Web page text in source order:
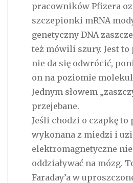
pracowników Pfizera
szczepionki mRNA
genetyczny DNA
też mówili szury. Jest
nie da się odwrócić,
on na poziomie
Jednym słowem
przejebane.
Jeśli chodzi o czapkę to
wykonana z miedzi i
elektromagnetyczne nie
oddziaływać na mózg.
Faraday’a w